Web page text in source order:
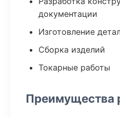
документации
Изготовление
Сборка изделий
Токарные работы
Преимущества